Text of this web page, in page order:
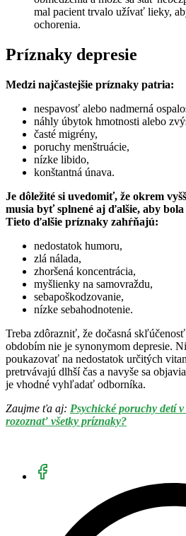
mal pacient trvalo užívať lieky,
ochorenia.
Príznaky depresie
Medzi najčastejšie príznaky patria:
nespavosť alebo nadmerná
náhly úbytok hmotnosti alebo
časté migrény,
poruchy menštruácie,
nízke libido,
konštantná únava.
Je dôležité si uvedomiť, že okrem
musia byť splnené aj ďalšie, aby
Tieto ďalšie príznaky zahŕňajú:
nedostatok humoru,
zlá nálada,
zhoršená koncentrácia,
myšlienky na samovraždu,
sebapoškodzovanie,
nízke sebahodnotenie.
Treba zdôrazniť, že dočasná
obdobím nie je synonymom depresie.
poukazovať na nedostatok určitých
pretrvávajú dlhší čas a navyše sa
je vhodné vyhľadať odborníka.
Zaujme ťa aj: Psychické poruchy detí
rozoznať všetky príznaky?